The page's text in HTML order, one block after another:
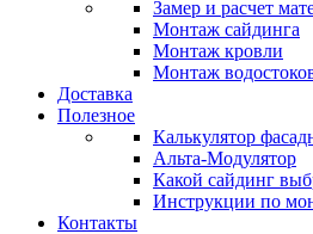
Замер и расчет
Монтаж сайдинга
Монтаж кровли
Монтаж
Доставка
Полезное
Калькулятор
Альта-Модулятор
Какой сайдинг
Инструкции по
Контакты